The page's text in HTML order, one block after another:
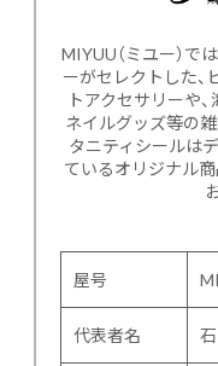
MIYUU（ミユー）で
ーがセレクトした
トアクセサリーや
ネイルグッズ等の
タニティシールは
ているオリジナル
屋号
代表者名